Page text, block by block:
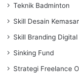
Teknik Badminton
Skill Desain
Skill Branding Digital
Sinking Fund
Strategi Freelance